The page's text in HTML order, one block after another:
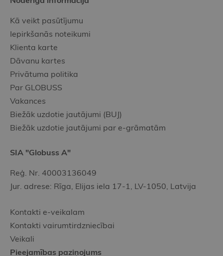
Kā veikt pasūtījumu
Iepirkšanās noteikumi
Klienta karte
Dāvanu kartes
Privātuma politika
Par GLOBUSS
Vakances
Biežāk uzdotie jautājumi (BUJ)
Biežāk uzdotie jautājumi par e-grāmatām
SIA "Globuss A"
Reģ. Nr. 40003136049
Jur. adrese: Rīga, Elijas iela 17-1, LV-1050, Latvija
Kontakti e-veikalam
Kontakti vairumtirdzniecībai
Veikali
Pieejamības paziņojums